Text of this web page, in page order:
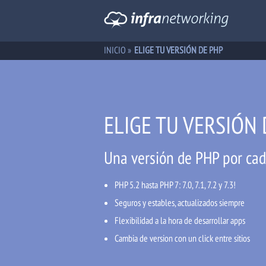
INICIO » ELIGE TU VERSIÓN DE PHP
ELIGE TU VERSIÓN
Una versión de PHP por
PHP 5.2 hasta PHP 7: 7.0, 7.1, 7.2 y 7.3!
Seguros y estables, actualizados siempre
Flexibilidad a la hora de desarrollar apps
Cambia de version con un click entre sitios